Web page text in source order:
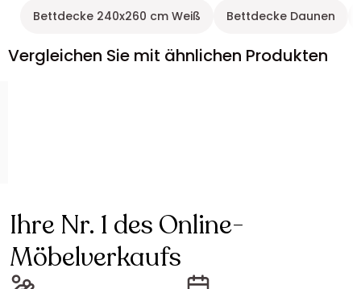
Bettdecke 240x260 cm Weiß Bettdecke Daunen
Vergleichen Sie mit ähnlichen Produkten
Ihre Nr. 1 des Online-
Möbelverkaufs